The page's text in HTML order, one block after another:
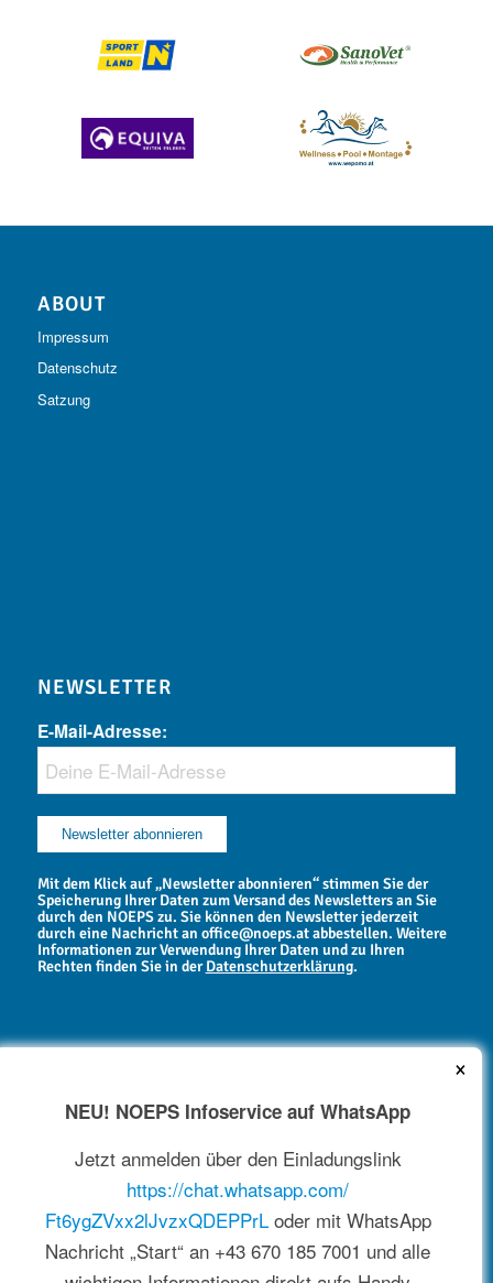
ABOUT
Impressum
Datenschutz
Satzung
NEWSLETTER
E-Mail-Adresse:
Mit dem Klick auf „Newsletter abonnieren“ stimmen Sie der
Speicherung Ihrer Daten zum Versand des Newsletters an Sie
durch den NOEPS zu. Sie können den Newsletter jederzeit
durch eine Nachricht an office@noeps.at abbestellen. Weitere
Informationen zur Verwendung Ihrer Daten und zu Ihren
Rechten finden Sie in derDatenschutzerklärung.
NEWSARCHIV
×
NEU! NOEPS Infoservice auf WhatsApp
Jetzt anmelden über den Einladungslink
https://chat.whatsapp.com/
Ft6ygZVxx2lJvzxQDEPPrLoder mit WhatsApp
Nachricht „Start“ an +43 670 185 7001 und alle